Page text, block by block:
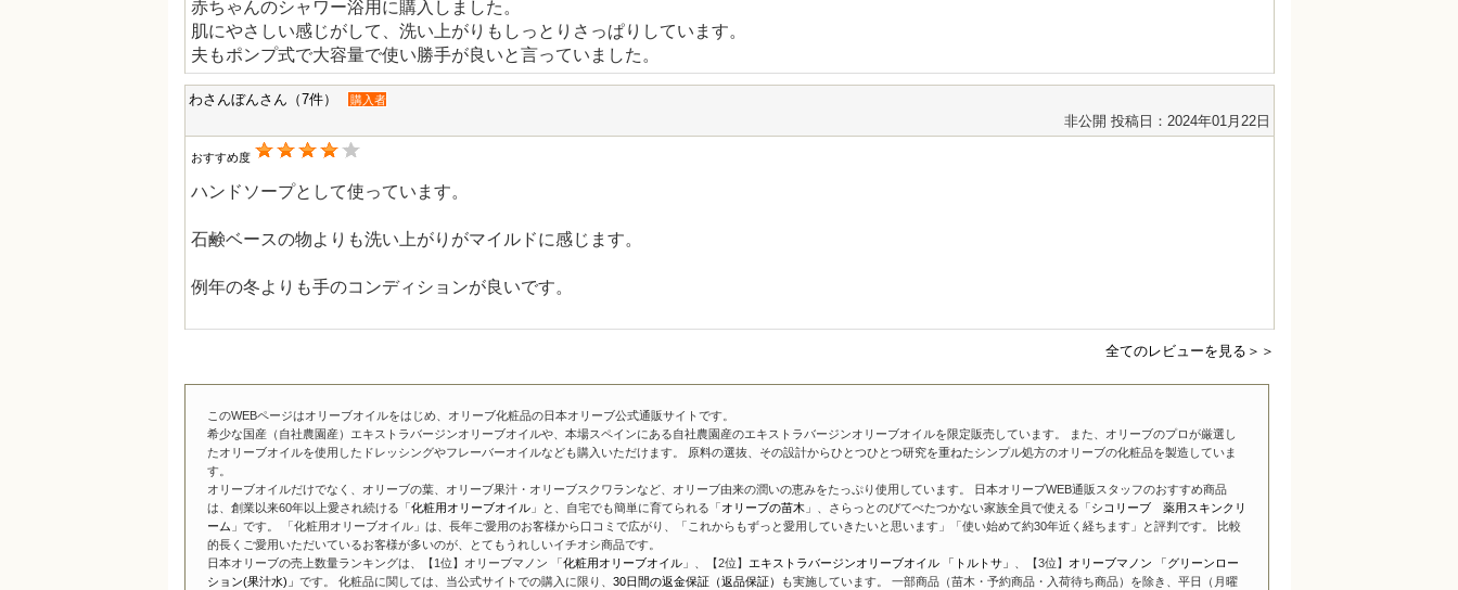
赤ちゃんのシャワー浴用に購入しました。
肌にやさしい感じがして、洗い上がりもしっとりさっぱりしています。
夫もポンプ式で大容量で使い勝手が良いと言っていました。
わさんぼんさん（7件） 購入者
非公開 投稿日：2024年01月22日
おすすめ度
ハンドソープとして使っています。
石鹸ベースの物よりも洗い上がりがマイルドに感じます。
例年の冬よりも手のコンディションが良いです。
全てのレビューを見る＞＞
このWEBページはオリーブオイルをはじめ、オリーブ化粧品の日本オリーブ公式通販サイトです。
希少な国産（自社農園産）エキストラバージンオリーブオイルや、本場スペインにある自社農園産のエキストラバージンオリーブオイルを限定販売しています。 また、オリーブのプロが厳選し
たオリーブオイルを使用したドレッシングやフレーバーオイルなども購入いただけます。 原料の選抜、その設計からひとつひとつ研究を重ねたシンプル処方のオリーブの化粧品を製造していま
す。
オリーブオイルだけでなく、オリーブの葉、オリーブ果汁・オリーブスクワランなど、オリーブ由来の潤いの恵みをたっぷり使用しています。 日本オリーブWEB通販スタッフのおすすめ商品
は、創業以来60年以上愛され続ける「化粧用オリーブオイル」と、自宅でも簡単に育てられる「オリーブの苗木 」、さらっとのびてべたつかない家族全員で使える「シコリーブ 薬用スキンクリ
ーム 」です。 「化粧用オリーブオイル」は、長年ご愛用のお客様から口コミで広がり、「これからもずっと愛用していきたいと思います」「使い始めて約30年近く経ちます」と評判です。 比較
的長くご愛用いただいているお客様が多いのが、とてもうれしいイチオシ商品です。
日本オリーブの売上数量ランキングは、【1位】オリーブマノン 「化粧用オリーブオイル」、【2位】 エキストラバージンオリーブオイル 「トルトサ」 、【3位】
オリーブマノン 「グリーンロー
ション(果汁水)」 です。 化粧品に関しては、当公式サイトでの購入に限り、 30日間の返金保証（返品保証）
も実施しています。 一部商品（苗木・予約商品・入荷待ち商品）を除き、平日（月曜